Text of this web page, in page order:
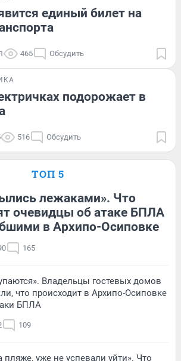
единый билет на
465 Обсудить
подорожает в
516 Обсудить
ТОП 5
лежаками». Что
очевидцы об атаке БПЛА
в Архипо-Осиповке
165
Владельцы гостевых домов
что происходит в Архипо-Осиповке
БПЛА
109
пляже, уже не успевали уйти». Что